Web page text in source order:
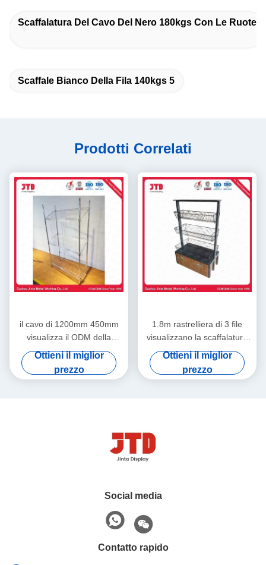
Scaffalatura Del Cavo Del Nero 180kgs Con Le Ruote
Scaffale Bianco Della Fila 140kgs 5
Prodotti Correlati
il cavo di 1200mm 450mm
visualizza il ODM della
scaffalatura scaffale di
acciaio inossidabile di 4 strati
Ottieni il miglior
prezzo
1.8m rastrelliera di 3 file
visualizzano la scaffalatura
del cavo del nero 180kgs
con le ruote
Ottieni il miglior
prezzo
Social media
Contatto rapido